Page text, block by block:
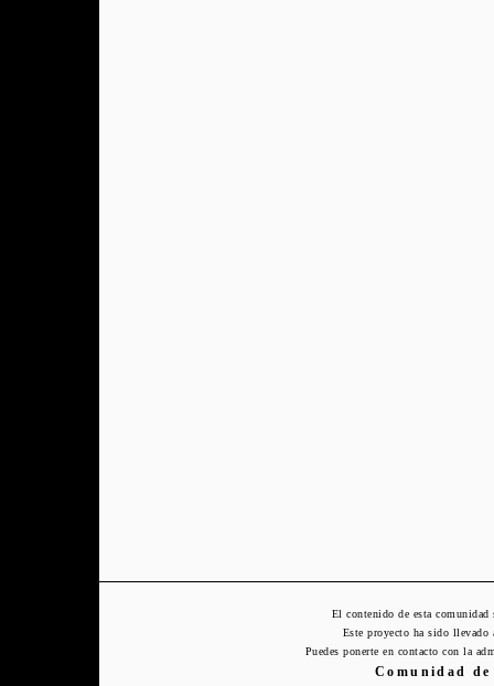
El contenido de esta
Este proyecto ha sido
Puedes ponerte en contacto con la
Comunidad